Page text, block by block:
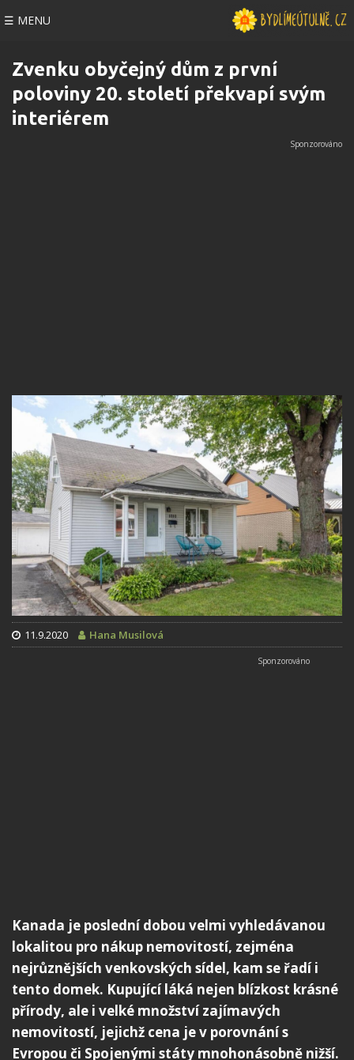
☰ MENU
Zvenku obyčejný dům z první
poloviny 20. století překvapí svým
interiérem
11.9.2020 Hana Musilová
Kanada je poslední dobou velmi vyhledávanou
lokalitou pro nákup nemovitostí, zejména
nejrůznějších venkovských sídel, kam se řadí i
tento domek. Kupující láká nejen blízkost krásné
přírody, ale i velké množství zajímavých
nemovitostí, jejichž cena je v porovnání s
Evropou či Spojenými státy mnohonásobně nižší.